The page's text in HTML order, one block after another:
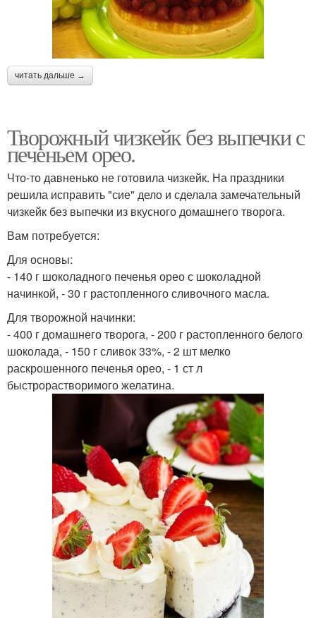
читать дальше →
Творожный чизкейк без выпечки с
печеньем орео.
Что-то давненько не готовила чизкейк. На праздники
решила исправить "сие" дело и сделала замечательный
чизкейк без выпечки из вкусного домашнего творога.
Вам потребуется:
Для основы:
- 140 г шоколадного печенья орео с шоколадной
начинкой, - 30 г растопленного сливочного масла.
Для творожной начинки:
- 400 г домашнего творога, - 200 г растопленного белого
шоколада, - 150 г сливок 33%, - 2 шт мелко
раскрошенного печенья орео, - 1 ст л
быстрорастворимого желатина.